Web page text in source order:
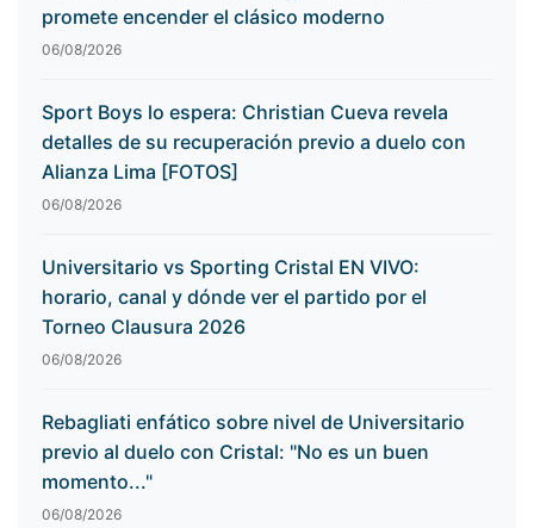
promete encender el clásico moderno
06/08/2026
Sport Boys lo espera: Christian Cueva revela
detalles de su recuperación previo a duelo con
Alianza Lima [FOTOS]
06/08/2026
Universitario vs Sporting Cristal EN VIVO:
horario, canal y dónde ver el partido por el
Torneo Clausura 2026
06/08/2026
Rebagliati enfático sobre nivel de Universitario
previo al duelo con Cristal: "No es un buen
momento..."
06/08/2026